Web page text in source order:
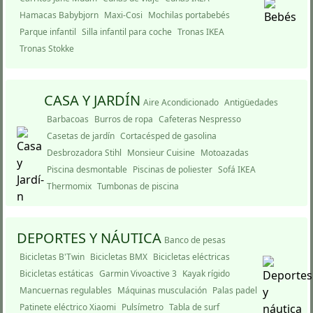
Hamacas Babybjorn Maxi-Cosi Mochilas portabebés
Parque infantil Silla infantil para coche Tronas IKEA
Tronas Stokke
CASA Y JARDÍ­N Aire Acondicionado Antigüedades
Barbacoas Burros de ropa Cafeteras Nespresso
Casetas de jardí­n Cortacésped de gasolina
Desbrozadora Stihl Monsieur Cuisine Motoazadas
Piscina desmontable Piscinas de poliester Sofá IKEA
Thermomix Tumbonas de piscina
DEPORTES Y NÁUTICA Banco de pesas
Bicicletas B'Twin Bicicletas BMX Bicicletas eléctricas
Bicicletas estáticas Garmin Vivoactive 3 Kayak rí­gido
Mancuernas regulables Máquinas musculación Palas padel
Patinete eléctrico Xiaomi Pulsímetro Tabla de surf